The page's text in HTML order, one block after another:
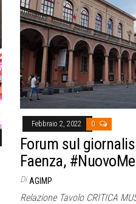
Febbraio 2, 2022 0
Forum sul
Faenza,
Di AGIMP
Relazione Tavolo CRITICA